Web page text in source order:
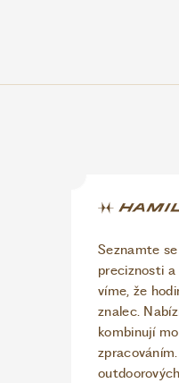
Seznamte
preciznosti a
víme, že
znalec.
kombinují